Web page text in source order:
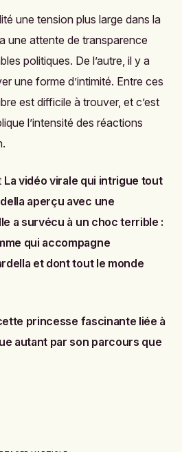
une tension plus large dans la
une attente de transparence
politiques. De l’autre, il y a
une forme d’intimité. Entre ces
est difficile à trouver, et c’est
l’intensité des réactions
La vidéo virale qui intrigue tout
aperçu avec une
a survécu à un choc terrible :
qui accompagne
et dont tout le monde
princesse fascinante liée à
autant par son parcours que